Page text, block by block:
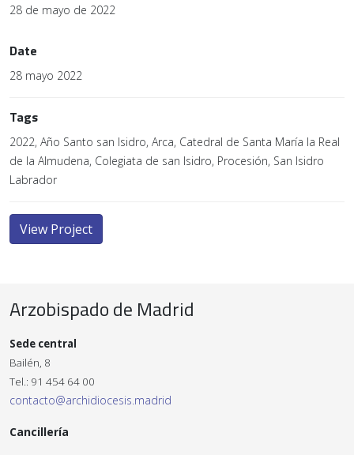
28 de mayo de 2022
Date
28 mayo 2022
Tags
2022, Año Santo san Isidro, Arca, Catedral de Santa María la Real
de la Almudena, Colegiata de san Isidro, Procesión, San Isidro
Labrador
View Project
Arzobispado de Madrid
Sede central
Bailén, 8
Tel.: 91 454 64 00
contacto@archidiocesis.madrid
Cancillería